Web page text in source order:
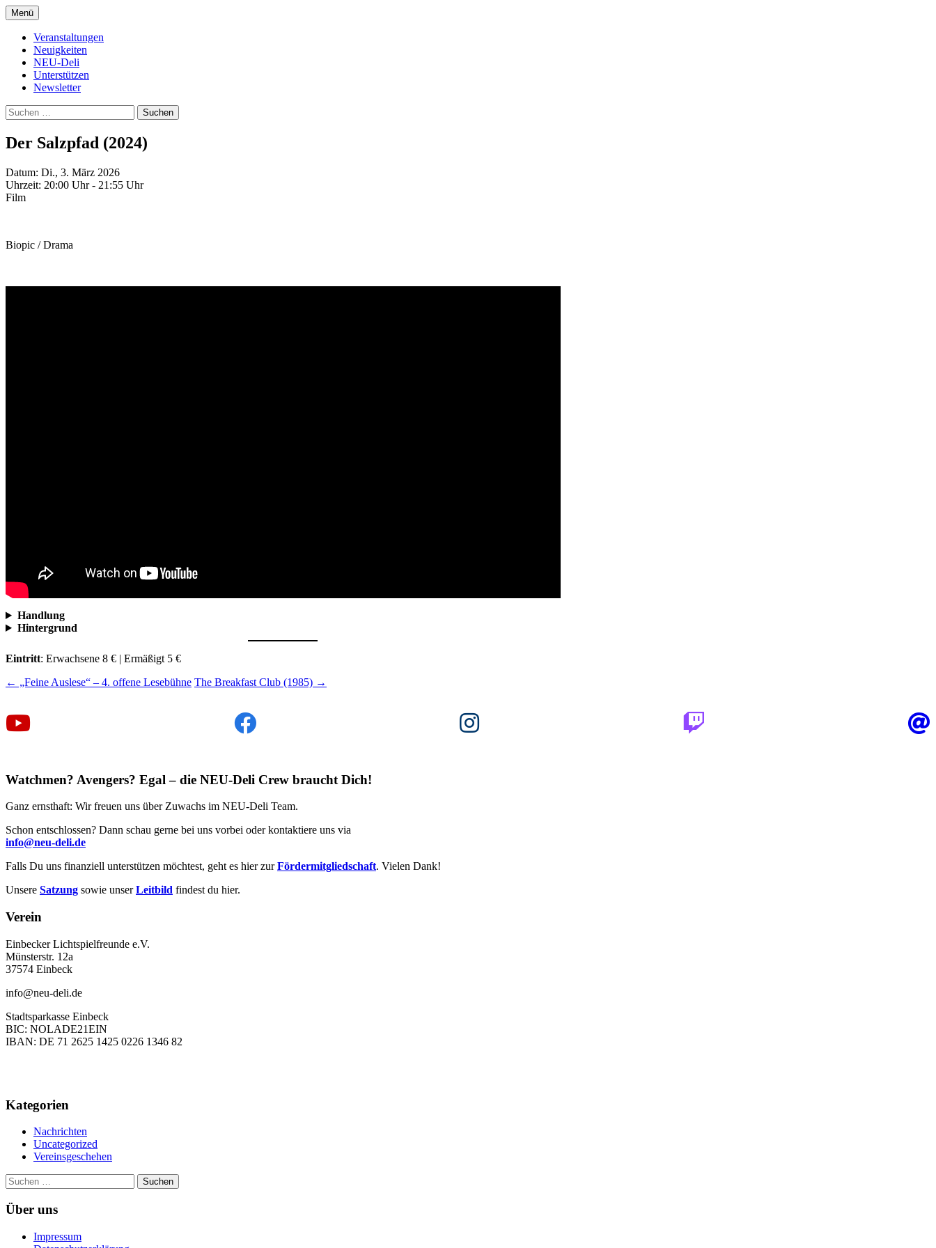
Zum
Inhalt
springen
NeuDeli Einbeck
Menü
Veranstaltungen
Neuigkeiten
NEU-Deli
Unterstützen
Newsletter
Suchen
nach:
Der Salzpfad (2024)
Datum: Di., 3. März 2026
Uhrzeit: 20:00 Uhr - 21:55 Uhr
Film
Biopic / Drama
Handlung
Hintergrund
Eintritt: Erwachsene 8 € | Ermäßigt 5 €
Beitragsnavigation
← „Feine Auslese“ – 4. offene Lesebühne The Breakfast Club (1985) →
Watchmen? Avengers? Egal – die NEU-Deli Crew braucht Dich!
Ganz ernsthaft: Wir freuen uns über Zuwachs im NEU-Deli Team.
Schon entschlossen? Dann schau gerne bei uns vorbei oder kontaktiere uns via
info@neu-deli.de
Falls Du uns finanziell unterstützen möchtest, geht es hier zurFördermitgliedschaft. Vielen Dank!
Unsere Satzung sowie unserLeitbild findest du hier.
Verein
Einbecker Lichtspielfreunde e.V.
Münsterstr. 12a
37574 Einbeck
info@neu-deli.de
Stadtsparkasse Einbeck
BIC: NOLADE21EIN
IBAN: DE 71 2625 1425 0226 1346 82
Kategorien
Nachrichten
Uncategorized
Vereinsgeschehen
Suchen
nach:
Über uns
Impressum